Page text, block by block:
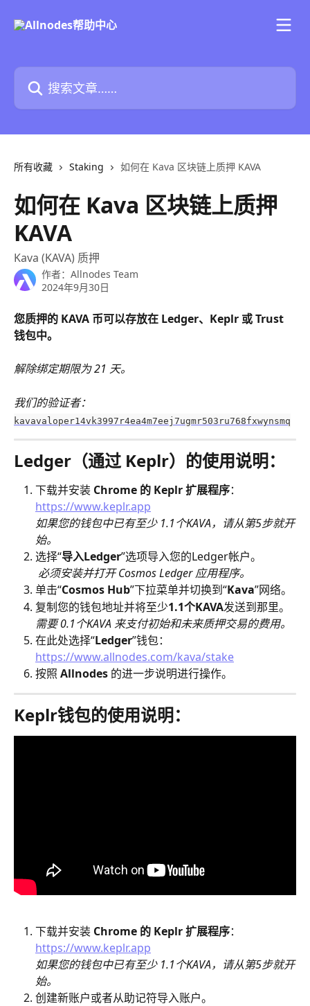
搜索文章……
所有收藏 Staking 如何在 Kava 区块链上质押 KAVA
如何在 Kava 区块链上质押
KAVA
Kava (KAVA) 质押
作者： Allnodes Team
2024年9月30日
您质押的 KAVA 币可以存放在 Ledger、Keplr 或 Trust
钱包中。
解除绑定期限为 21 天。
我们的验证者：
kavavaloper14vk3997r4ea4m7eej7ugmr503ru768fxwynsmq
Ledger（通过 Keplr）的使用说明：
下载并安装 Chrome 的 Keplr 扩展程序：
https://www.keplr.app
如果您的钱包中已有至少 1.1个KAVA，请从第5步就开
始。
选择“导入Ledger”选项导入您的Ledger帐户。
必须安装并打开 Cosmos Ledger 应用程序。
单击“Cosmos Hub”下拉菜单并切换到“Kava”网络。
复制您的钱包地址并将至少1.1个KAVA发送到那里。
​需要 0.1个KAVA 来支付初始和未来质押交易的费用。
在此处选择“Ledger”钱包：
https://www.allnodes.com/kava/stake
按照 Allnodes 的进一步说明进行操作。
Keplr钱包的使用说明：
下载并安装 Chrome 的 Keplr 扩展程序：
https://www.keplr.app
如果您的钱包中已有至少 1.1个KAVA，请从第5步就开
始。
创建新账户或者从助记符导入账户。